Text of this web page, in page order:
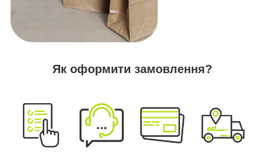
Як оформити замовлення?